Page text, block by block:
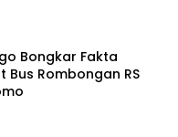
Bongkar Fakta
Bus Rombongan RS